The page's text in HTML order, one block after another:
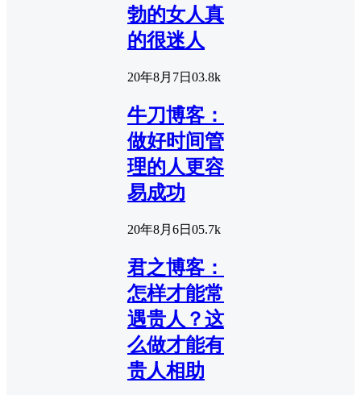
勃的女人真
的很迷人
20年8月7日 03.8k
牛刀博客：
做好时间管
理的人更容
易成功
20年8月6日 05.7k
君之博客：
怎样才能常
遇贵人？这
么做才能有
贵人相助